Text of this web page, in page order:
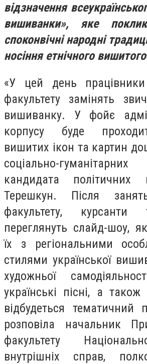
відзначення
вишиванки», яке
споконвічні народні
носіння етнічного
«У цей день
факультету замінять
вишиванку. У фойє
корпусу буде
вишитих ікон та картин
соціально-
кандидата політичних
Терешкун. Після
факультету, курсанти
переглянуть слайд-шоу,
їх з регіональними
стилями української
художньої
українські пісні, а також
відбудеться
розповіла начальник
факультету
внутрішніх справ,